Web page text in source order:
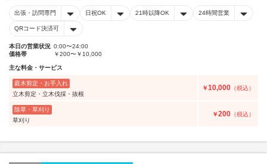
出張・訪問専門 日祝OK 21時以降OK 24時間営業
QRコード決済可
本日の営業状況 0:00〜24:00
価格帯
￥200〜￥10,000
主な料金・サービス
庭木剪定・お手入れ
立木剪定・立木伐採・抜根
￥10,000 （税込）
除草・草刈り
草刈り
￥200 （税込）